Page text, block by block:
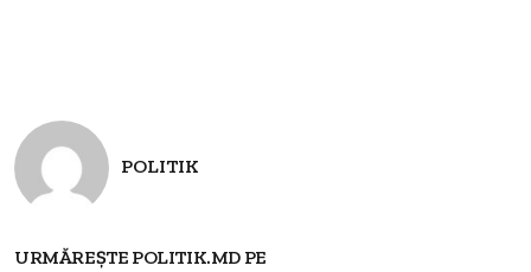
POLITIK
URMĂREȘTE POLITIK.MD PE